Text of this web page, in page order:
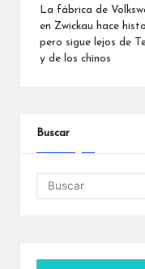
de
entradas
La fábrica de
en Zwickau hace
pero sigue lejos de
y de los chinos
Buscar